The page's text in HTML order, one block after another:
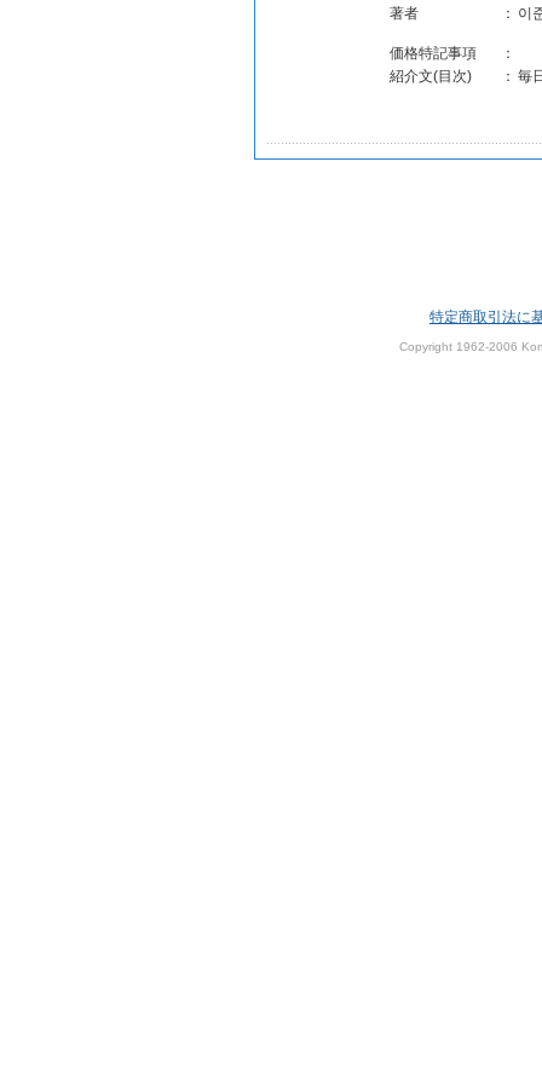
著者
： 이
価格特記事項
：
紹介文(目次)
： 毎
特定商取引法に
Copyright 1962-2006